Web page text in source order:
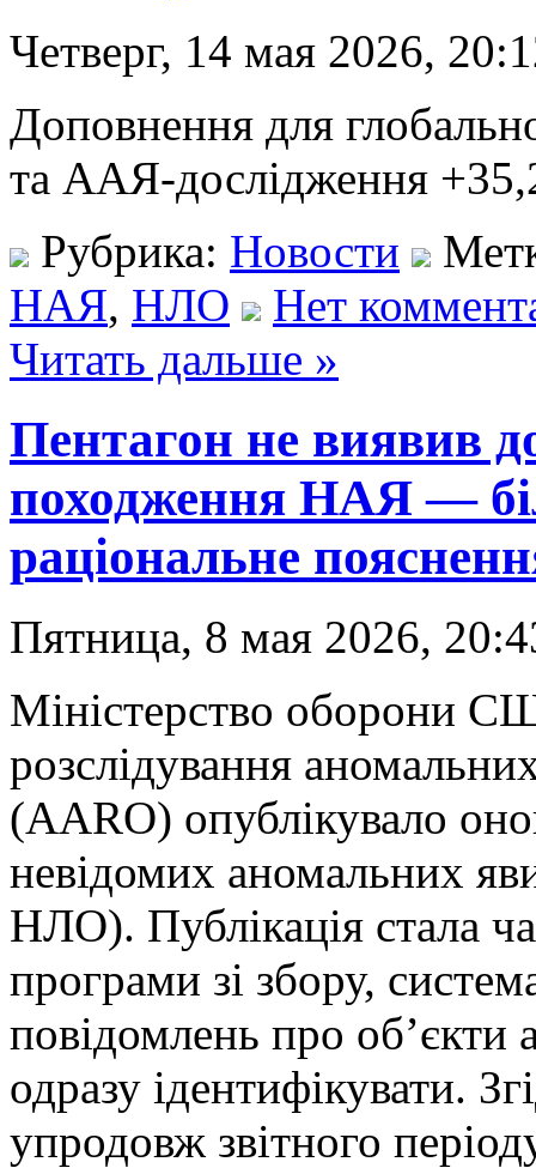
Четверг, 14 мая 2026,
Доповнення для
та ААЯ-дослідження
Рубрика: Новости
НАЯ, НЛО
Нет
Читать дальше »
Пентагон не виявив
походження НАЯ —
раціональне
Пятница, 8 мая 2026,
Міністерство оборони
розслідування
(AARO) опублікувало
невідомих аномальних
НЛО). Публікація стала
програми зі збору,
повідомлень про об’єкти
одразу ідентифікувати.
упродовж звітного